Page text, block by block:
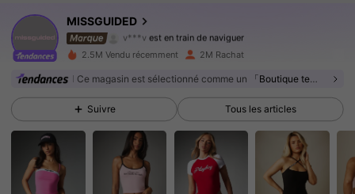
MISSGUIDED
v***v est en train de naviguer
4.88
3M Suiveurs
4.88 3M Suiveurs
4.88 3M Suiveurs
2.5M Vendu récemment 2M Rachat
Ce magasin est sélectionné comme un 「Boutique tendance」
Suivre Tous les articles